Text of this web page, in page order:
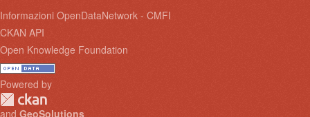
Informazioni OpenDataNetwork - CMFI
CKAN API
Open Knowledge Foundation
Powered by
and GeoSolutions